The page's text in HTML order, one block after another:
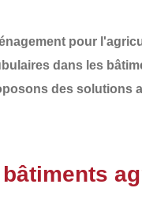
pour
dans les
des solutions